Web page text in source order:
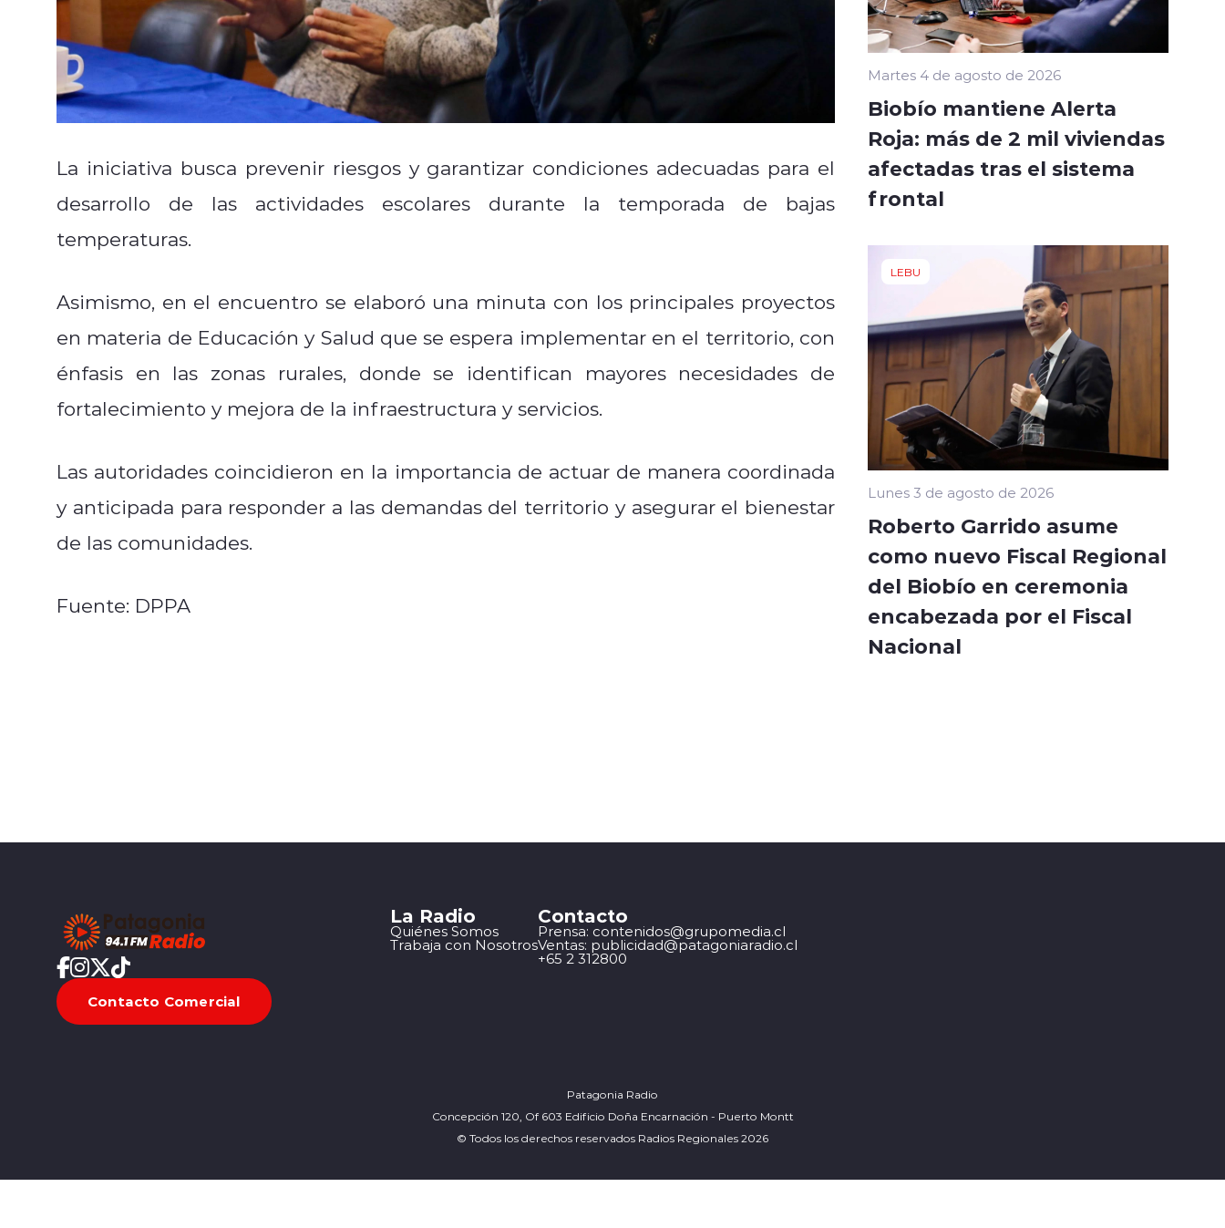
La iniciativa busca prevenir riesgos y garantizar condiciones adecuadas para el
desarrollo de las actividades escolares durante la temporada de bajas
temperaturas.
Asimismo, en el encuentro se elaboró una minuta con los principales proyectos
en materia de Educación y Salud que se espera implementar en el territorio, con
énfasis en las zonas rurales, donde se identifican mayores necesidades de
fortalecimiento y mejora de la infraestructura y servicios.
Las autoridades coincidieron en la importancia de actuar de manera coordinada
y anticipada para responder a las demandas del territorio y asegurar el bienestar
de las comunidades.
Fuente: DPPA
Martes 4 de agosto de 2026
Biobío mantiene Alerta
Roja: más de 2 mil viviendas
afectadas tras el sistema
frontal
LEBU
Lunes 3 de agosto de 2026
Roberto Garrido asume
como nuevo Fiscal Regional
del Biobío en ceremonia
encabezada por el Fiscal
Nacional
Contacto Comercial
La Radio
Quiénes Somos
Trabaja con Nosotros
Contacto
Prensa: contenidos@grupomedia.cl
Ventas: publicidad@patagoniaradio.cl
+65 2 312800
Patagonia Radio
Concepción 120, Of 603 Edificio Doña Encarnación - Puerto Montt
© Todos los derechos reservados Radios Regionales 2026